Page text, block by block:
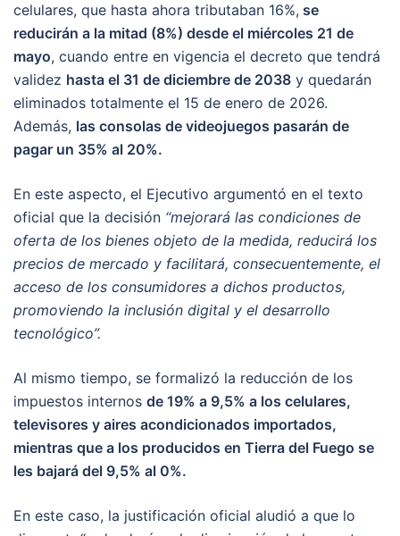
celulares, que hasta ahora tributaban 16%, se
reducirán a la mitad (8%) desde el miércoles 21 de
mayo, cuando entre en vigencia el decreto que tendrá
validez hasta el 31 de diciembre de 2038 y quedarán
eliminados totalmente el 15 de enero de 2026.
Además, las consolas de videojuegos pasarán de
pagar un 35% al 20%.
En este aspecto, el Ejecutivo argumentó en el texto
oficial que la decisión “mejorará las condiciones de
oferta de los bienes objeto de la medida, reducirá los
precios de mercado y facilitará, consecuentemente, el
acceso de los consumidores a dichos productos,
promoviendo la inclusión digital y el desarrollo
tecnológico”.
Al mismo tiempo, se formalizó la reducción de los
impuestos internos de 19% a 9,5% a los celulares,
televisores y aires acondicionados importados,
mientras que a los producidos en Tierra del Fuego se
les bajará del 9,5% al 0%.
En este caso, la justificación oficial aludió a que lo